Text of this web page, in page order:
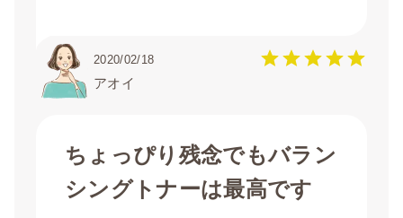
2020/02/18
アオイ
ちょっぴり残念でもバラン
シングトナーは最高です